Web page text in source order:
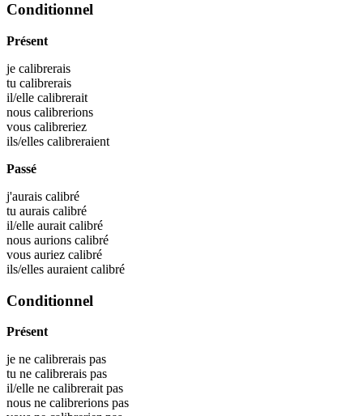
Conditionnel
Présent
je calibrerais
tu calibrerais
il/elle calibrerait
nous calibrerions
vous calibreriez
ils/elles calibreraient
Passé
j'aurais calibré
tu aurais calibré
il/elle aurait calibré
nous aurions calibré
vous auriez calibré
ils/elles auraient calibré
Conditionnel
Présent
je ne calibrerais pas
tu ne calibrerais pas
il/elle ne calibrerait pas
nous ne calibrerions pas